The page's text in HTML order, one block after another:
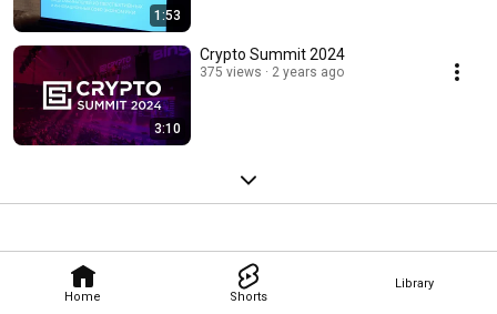
Home Shorts
Library
1:53
3:10
Crypto Summit 2024
375 views 2 years ago